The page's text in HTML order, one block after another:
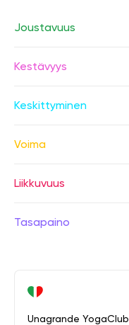
Joustavuus
Kestävyys
Keskittyminen
Voima
Liikkuvuus
Tasapaino
Unagrande